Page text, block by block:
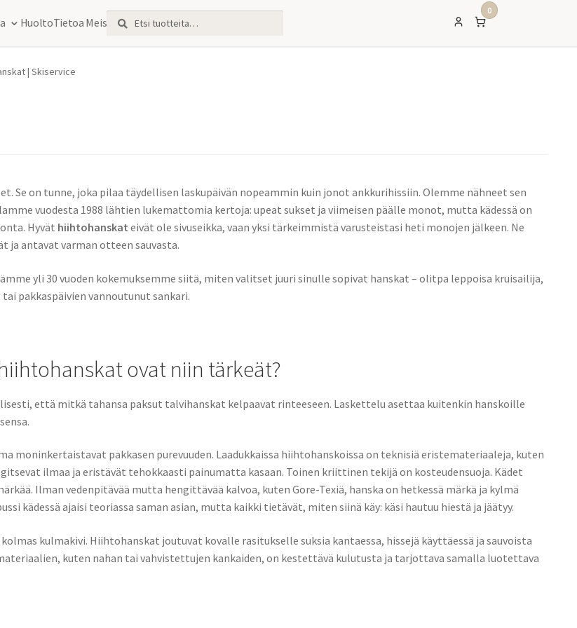
HuoltoTietoa MeistäEtsi:
Haku
0
| Skiservice
Se on tunne, joka pilaa täydellisen laskupäivän nopeammin kuin jonot ankkurihissiin. Olemme nähneet sen
vuodesta 1988 lähtien lukemattomia kertoja: upeat sukset ja viimeisen päälle monot, mutta kädessä on
Hyvät hiihtohanskat eivät ole sivuseikka, vaan yksi tärkeimmistä varusteistasi heti monojen jälkeen. Ne
ja antavat varman otteen sauvasta.
yli 30 vuoden kokemuksemme siitä, miten valitset juuri sinulle sopivat hanskat – olitpa leppoisa kruisailija,
pakkaspäivien vannoutunut sankari.
ovat niin tärkeät?
että mitkä tahansa paksut talvihanskat kelpaavat rinteeseen. Laskettelu asettaa kuitenkin hanskoille
moninkertaistavat pakkasen purevuuden. Laadukkaissa hiihtohanskoissa on teknisiä eristemateriaaleja, kuten
ilmaa ja eristävät tehokkaasti painumatta kasaan. Toinen kriittinen tekijä on kosteudensuoja. Kädet
Ilman vedenpitävää mutta hengittävää kalvoa, kuten Gore-Texiä, hanska on hetkessä märkä ja kylmä
kädessä ajaisi teoriassa saman asian, mutta kaikki tietävät, miten siinä käy: käsi hautuu hiestä ja jäätyy.
kulmakivi. Hiihtohanskat joutuvat kovalle rasitukselle suksia kantaessa, hissejä käyttäessä ja sauvoista
kuten nahan tai vahvistettujen kankaiden, on kestettävä kulutusta ja tarjottava samalla luotettava